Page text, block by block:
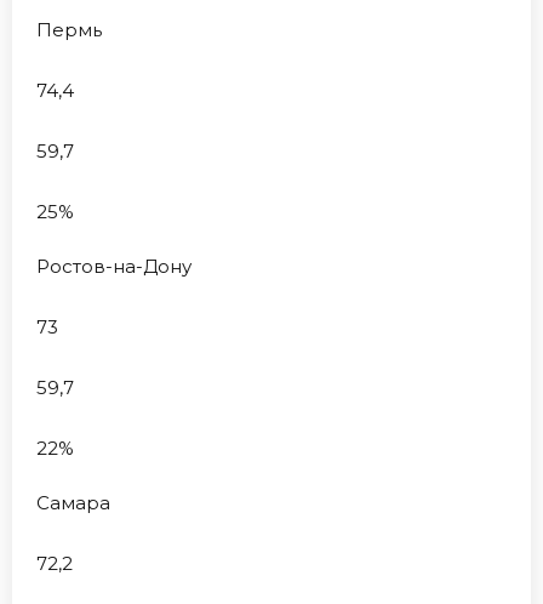
Пермь
74,4
59,7
25%
Ростов-на-Дону
73
59,7
22%
Самара
72,2